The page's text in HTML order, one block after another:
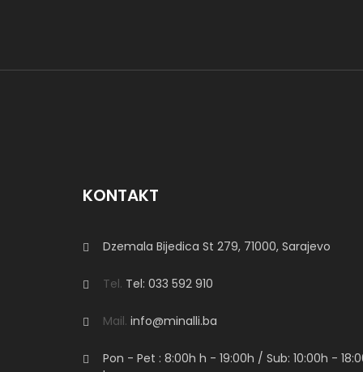
KONTAKT
Dzemala Bijedica St 279, 71000, Sarajevo
Tel. Tel: 033 592 910
Mail. info@minalli.ba
Pon - Pet : 8:00h h - 19:00h / Sub: 10:00h -